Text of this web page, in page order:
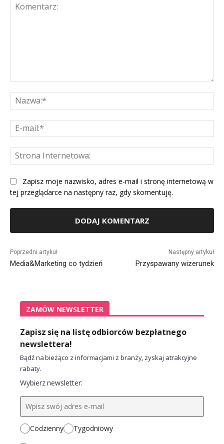
Zapisz moje nazwisko, adres e-mail i stronę internetową w
tej przeglądarce na następny raz, gdy skomentuję.
Poprzedni artykuł
Media&Marketing co tydzień
Następny artykuł
Przyspawany wizerunek
ZAMÓW NEWSLETTER
Zapisz się na listę odbiorców bezpłatnego
newslettera!
Bądź na bieżąco z informacjami z branży, zyskaj atrakcyjne
rabaty.
Wybierz newsletter:
Codzienny Tygodniowy